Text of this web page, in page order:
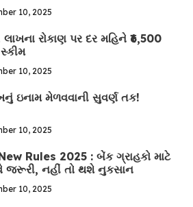
10, 2025
રોકાણ પર દર મહિને ₹6,500
10, 2025
ઇનામ મેળવવાની સુવર્ણ તક!
10, 2025
Rules 2025 : બેંક ગ્રાહકો માટે
જરૂરી, નહીં તો થશે નુકસાન
10, 2025